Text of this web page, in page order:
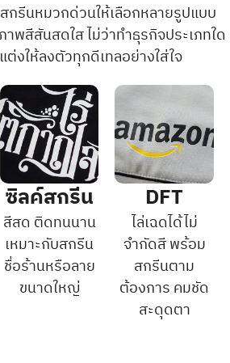
กรีนหมวกด่วนให้เลือกหลายรูปแบบ
พสีสันสดใส ไม่ว่าทำธุรกิจประเภทใด
ต่งให้ลงตัวทุกดีเทลอย่างใส่ใจ
ซิลค์สกรีน
สีสด ติดทนนาน
เหมาะกับสกรีน
ชื่อร้านหรือลาย
ขนาดใหญ่
DFT
ไล่เฉดได้ไม่
จำกัดสี พร้อม
สกรีนตาม
ต้องการ คมชัด
สะดุดตา